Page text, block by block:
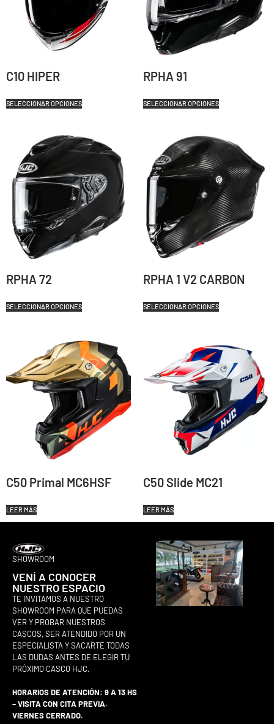
C10 HIPER
SELECCIONAR OPCIONES
RPHA 91
SELECCIONAR OPCIONES
RPHA 72
SELECCIONAR OPCIONES
RPHA 1 V2 CARBON
SELECCIONAR OPCIONES
C50 Primal MC6HSF
LEER MÁS
C50 Slide MC21
LEER MÁS
SHOWROOM
VENÍ A CONOCER
NUESTRO ESPACIO
TE INVITAMOS A NUESTRO
SHOWROOM PARA QUE PUEDAS
VER Y PROBAR NUESTROS
CASCOS, SER ATENDIDO POR UN
ESPECIALISTA Y SACARTE TODAS
LAS DUDAS ANTES DE ELEGIR TU
PRÓXIMO CASCO HJC.
HORARIOS DE ATENCIÓN: 9 A 13 HS
– VISITA CON CITA PREVIA.
VIERNES CERRADO.